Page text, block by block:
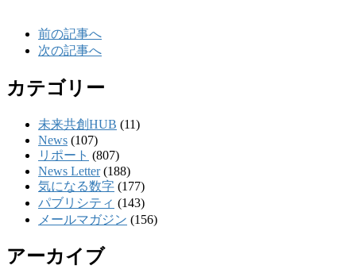
前の記事へ
次の記事へ
カテゴリー
未来共創HUB (11)
News (107)
リポート (807)
News Letter(188)
気になる数字 (177)
パブリシティ (143)
メールマガジン (156)
アーカイブ